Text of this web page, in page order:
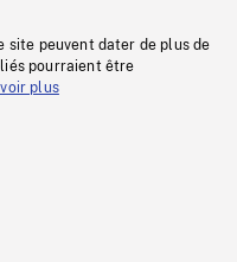
site peuvent dater de plus de
pourraient être
plus